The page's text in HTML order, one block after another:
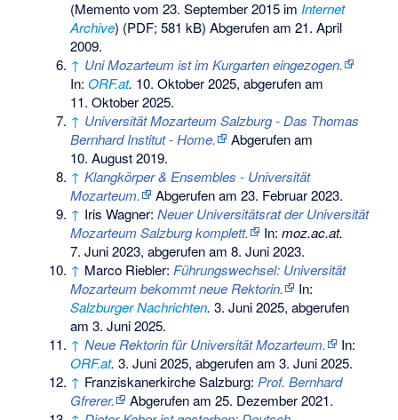
(Mementovom 23. September 2015 im Internet
Archive) (PDF; 581 kB) Abgerufen am 21. April
2009.
↑ Uni Mozarteum ist im Kurgarten eingezogen.
In:ORF.at. 10. Oktober 2025, abgerufen am
11. Oktober 2025.
↑ Universität Mozarteum Salzburg - Das Thomas
Bernhard Institut - Home.
Abgerufen am
10. August 2019.
↑ Klangkörper & Ensembles - Universität
Mozarteum.
Abgerufen am 23. Februar 2023.
↑ Iris Wagner:Neuer Universitätsrat der Universität
Mozarteum Salzburg komplett.
In:moz.ac.at.
7. Juni 2023, abgerufen am 8. Juni 2023.
↑ Marco Riebler: Führungswechsel: Universität
Mozarteum bekommt neue Rektorin.
In:
Salzburger Nachrichten. 3. Juni 2025, abgerufen
am 3. Juni 2025.
↑ Neue Rektorin für Universität Mozarteum.
In:
ORF.at. 3. Juni 2025, abgerufen am 3. Juni 2025.
↑ Franziskanerkirche Salzburg: Prof. Bernhard
Gfrerer.
Abgerufen am 25. Dezember 2021.